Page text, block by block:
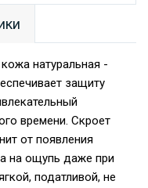
натуральная -
защиту
времени. Скроет
от появления
на ощупь даже при
податливой, не